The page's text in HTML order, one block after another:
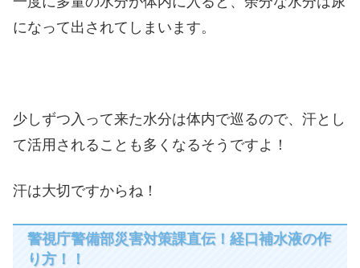
になって出されてしまいます。
少しずつ入って来た水分は体内で巡るので、汗とし
て活用されることも多くなるそうですよ！
汗は大切ですからね！
警視庁警備部災害対策課直伝！経口補水液の作
り方！！